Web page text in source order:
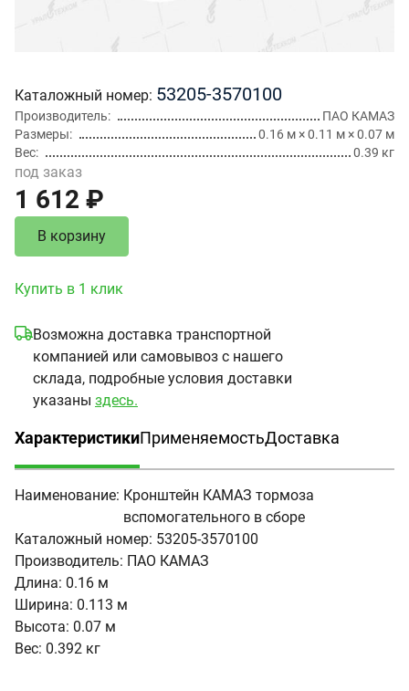
Каталожный номер 53205-3570100
Производитель
ПАО КАМАЗ
Размеры
0.16 м × 0.11 м × 0.07 м
Вес
0.39 кг
под заказ
1 612 ₽
В корзину
Купить в 1 клик
Возможна доставка транспортной
компанией или самовывоз с нашего
склада, подробные условия доставки
указаны здесь.
Характеристики
(активная вкладка)
ПрименяемостьДоставка
Наименование: Кронштейн КАМАЗ тормоза
вспомогательного в сборе
Каталожный номер: 53205-3570100
Производитель: ПАО КАМАЗ
Длина: 0.16 м
Ширина: 0.113 м
Высота: 0.07 м
Вес: 0.392 кг